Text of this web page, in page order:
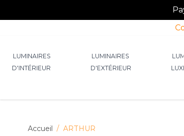
LUMINAIRES
D'INTÉRIEUR
LUMINAIRES
D'EXTÉRIEUR
Accueil / ARTHUR